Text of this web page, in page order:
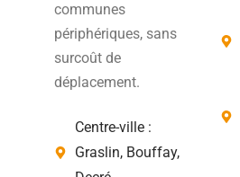
communes
périphériques, sans
surcoût de
déplacement.
Centre-ville :
Graslin, Bouffay,